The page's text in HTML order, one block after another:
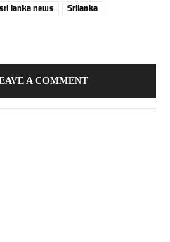
sri lanka news Srilanka
A COMMENT